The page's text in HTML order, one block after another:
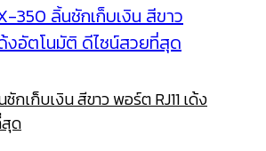
กเก็บเงิน สีขาว พอร์ต RJ11 เด้ง
ด